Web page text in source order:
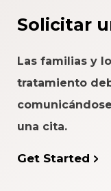
del
Solicitar
Las familias y
tratamiento
una cita.
Get Started